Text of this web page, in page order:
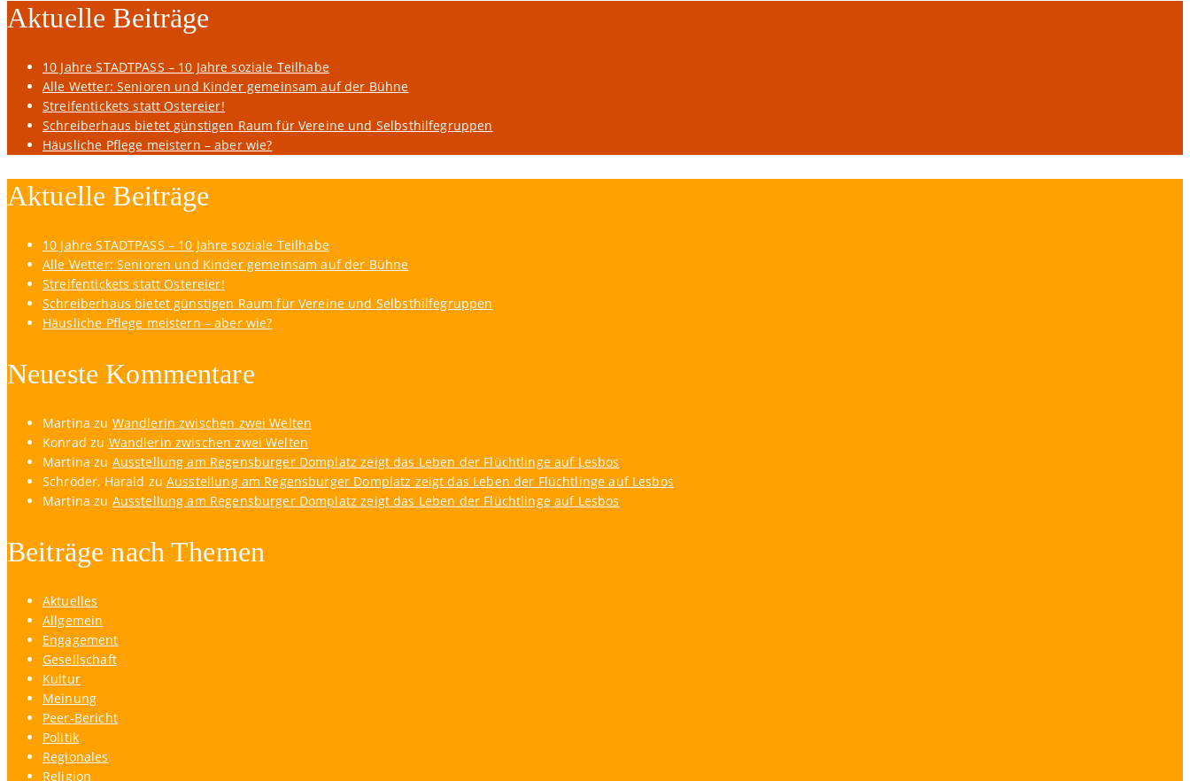
Aktuelle Beiträge
10 Jahre STADTPASS – 10 Jahre soziale Teilhabe
Alle Wetter: Senioren und Kinder gemeinsam auf der Bühne
Streifentickets statt Ostereier!
Schreiberhaus bietet günstigen Raum für Vereine und Selbsthilfegruppen
Häusliche Pflege meistern – aber wie?
Aktuelle Beiträge
10 Jahre STADTPASS – 10 Jahre soziale Teilhabe
Alle Wetter: Senioren und Kinder gemeinsam auf der Bühne
Streifentickets statt Ostereier!
Schreiberhaus bietet günstigen Raum für Vereine und Selbsthilfegruppen
Häusliche Pflege meistern – aber wie?
Neueste Kommentare
Martina zu Wandlerin zwischen zwei Welten
Konrad zu Wandlerin zwischen zwei Welten
Martina zu Ausstellung am Regensburger Domplatz zeigt das Leben der Flüchtlinge auf Lesbos
Schröder, Harald zuAusstellung am Regensburger Domplatz zeigt das Leben der Flüchtlinge auf Lesbos
Martina zu Ausstellung am Regensburger Domplatz zeigt das Leben der Flüchtlinge auf Lesbos
Beiträge nach Themen
Aktuelles
Allgemein
Engagement
Gesellschaft
Kultur
Meinung
Peer-Bericht
Politik
Regionales
Religion